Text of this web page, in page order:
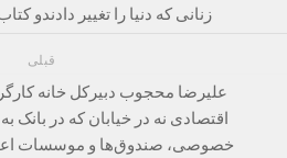
زنانی که دنیا را تغییر دادندو
قبلی
علیرضا محجوب دبیرکل خانه
اقتصادی نه در خیابان که در
خصوصی، صندوق‌ها و موسسات